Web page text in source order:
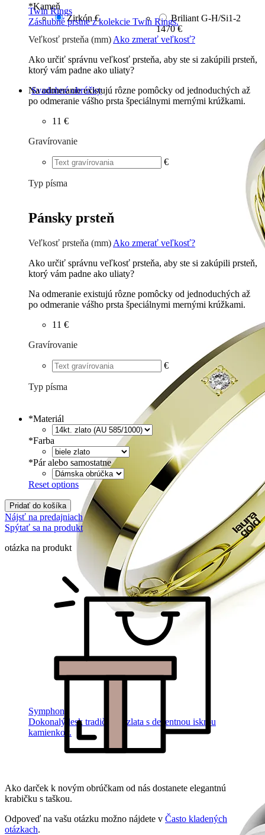
Twin Rings
Zásnubné prstne z kolekcie Twin Rings.
Svadobné obrúčky
Symphony
Dokonalý lesk tradičného zlata s decentnou iskrou
kamienkov.
*Kameň
Zirkón €
Briliant G-H/Si1-2
1470 €
Veľkosť prsteňa (mm) Ako zmerať veľkosť?
Ako určiť správnu veľkosť prsteňa, aby ste si zakúpili prsteň,
ktorý vám padne ako uliaty?
Na odmeranie existujú rôzne pomôcky od jednoduchých až
po odmeranie vášho prsta špeciálnymi mernými krúžkami.
11 €
Gravírovanie
€
Typ písma
Pánsky prsteň
Veľkosť prsteňa (mm) Ako zmerať veľkosť?
Ako určiť správnu veľkosť prsteňa, aby ste si zakúpili prsteň,
ktorý vám padne ako uliaty?
Na odmeranie existujú rôzne pomôcky od jednoduchých až
po odmeranie vášho prsta špeciálnymi mernými krúžkami.
11 €
Gravírovanie
€
Typ písma
*Materiál
*Farba
*Pár alebo samostatne
Reset options
Pridať do košíka
Nájsť na predajniach
Spýtať sa na produkt
otázka na produkt
Ako darček k novým obrúčkam od nás dostanete elegantnú
krabičku s taškou.
Odpoveď na vašu otázku možno nájdete v Často kladených
otázkach.